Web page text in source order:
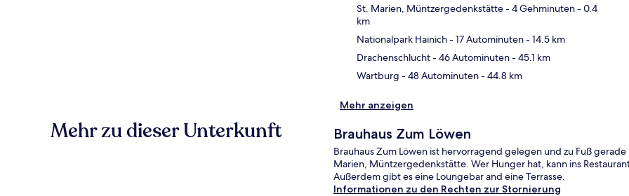
St. Marien, Müntzergedenkstätte- 4 Gehminuten- 0.4
km
Nationalpark Hainich- 17 Autominuten- 14.5 km
Drachenschlucht- 46 Autominuten- 45.1 km
Wartburg - 48 Autominuten- 44.8 km
Mehr anzeigen
Mehr zu dieser Unterkunft Brauhaus Zum Löwen
Brauhaus Zum Löwen ist hervorragend gelegen und zu Fuß
Marien, Müntzergedenkstätte. Wer Hunger hat, kann ins
Außerdem gibt es eine Loungebar and eine Terrasse.
Informationen zu den Rechten zur Stornierung